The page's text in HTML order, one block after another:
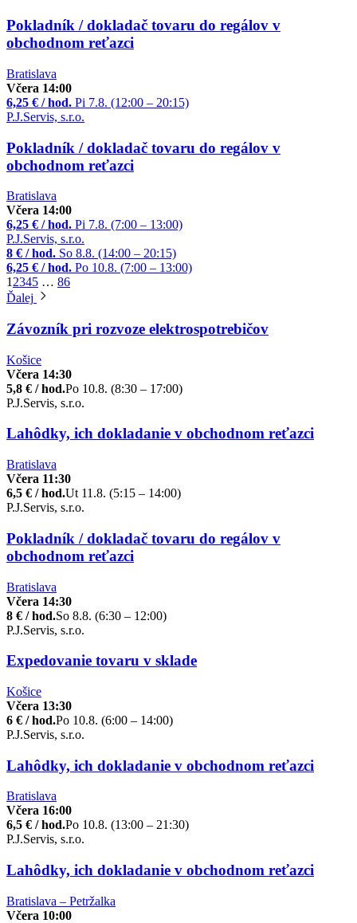
Pokladník / dokladač tovaru do regálov v
obchodnom reťazci
Bratislava
Včera 14:00
6,25 € / hod. Pi 7.8. (12:00 – 20:15)
P.J.Servis, s.r.o.
Pokladník / dokladač tovaru do regálov v
obchodnom reťazci
Bratislava
Včera 14:00
6,25 € / hod. Pi 7.8. (7:00 – 13:00)
P.J.Servis, s.r.o.
8 € / hod. So 8.8. (14:00 – 20:15)
6,25 € / hod. Po 10.8. (7:00 – 13:00)
1 2345 … 86
Ďalej
Závozník pri rozvoze elektrospotrebičov
Košice
Včera 14:30
5,8 € / hod.Po 10.8. (8:30 – 17:00)
P.J.Servis, s.r.o.
Lahôdky, ich dokladanie v obchodnom reťazci
Bratislava
Včera 11:30
6,5 € / hod.Ut 11.8. (5:15 – 14:00)
P.J.Servis, s.r.o.
Pokladník / dokladač tovaru do regálov v
obchodnom reťazci
Bratislava
Včera 14:30
8 € / hod.So 8.8. (6:30 – 12:00)
P.J.Servis, s.r.o.
Expedovanie tovaru v sklade
Košice
Včera 13:30
6 € / hod.Po 10.8. (6:00 – 14:00)
P.J.Servis, s.r.o.
Lahôdky, ich dokladanie v obchodnom reťazci
Bratislava
Včera 16:00
6,5 € / hod.Po 10.8. (13:00 – 21:30)
P.J.Servis, s.r.o.
Lahôdky, ich dokladanie v obchodnom reťazci
Bratislava – Petržalka
Včera 10:00